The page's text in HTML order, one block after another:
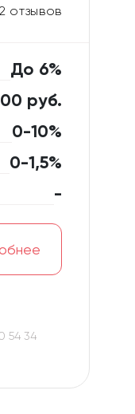
2 отзывов
До 6%
руб.
0-10%
0-1,5%
-
54 34